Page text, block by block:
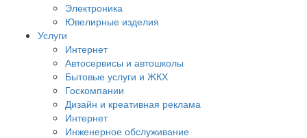
Электроника
Ювелирные изделия
Услуги
Интернет
Автосервисы и автошколы
Бытовые услуги и ЖКХ
Госкомпании
Дизайн и креативная реклама
Интернет
Инженерное обслуживание